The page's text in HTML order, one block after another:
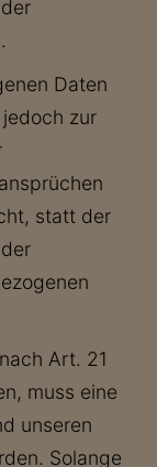
Daten
zur
statt der
Art. 21
muss eine
unseren
Solange